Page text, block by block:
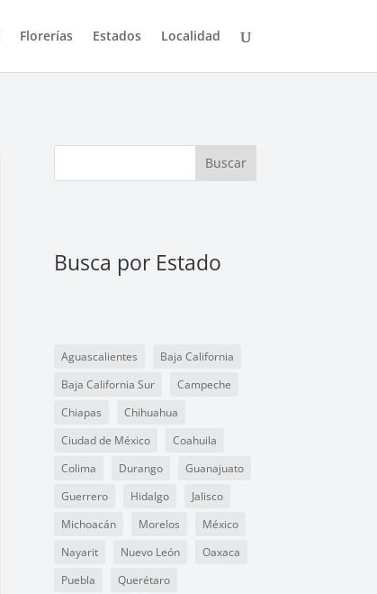
Florerías Estados Localidad
Buscar
Busca por Estado
Aguascalientes
Baja California
Baja California Sur
Campeche
Chiapas
Chihuahua
Ciudad de México
Coahuila
Colima
Durango
Guanajuato
Guerrero
Hidalgo
Jalisco
Michoacán
Morelos
México
Nayarit
Nuevo León
Oaxaca
Puebla
Querétaro